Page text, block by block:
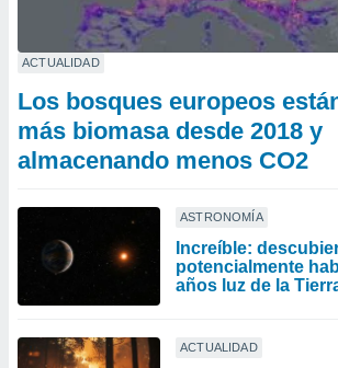
ACTUALIDAD
Los bosques europeos
más biomasa desde 2018 y
almacenando menos CO2
ASTRONOMÍA
Increíble:
potencialmente
años luz de la
ACTUALIDAD